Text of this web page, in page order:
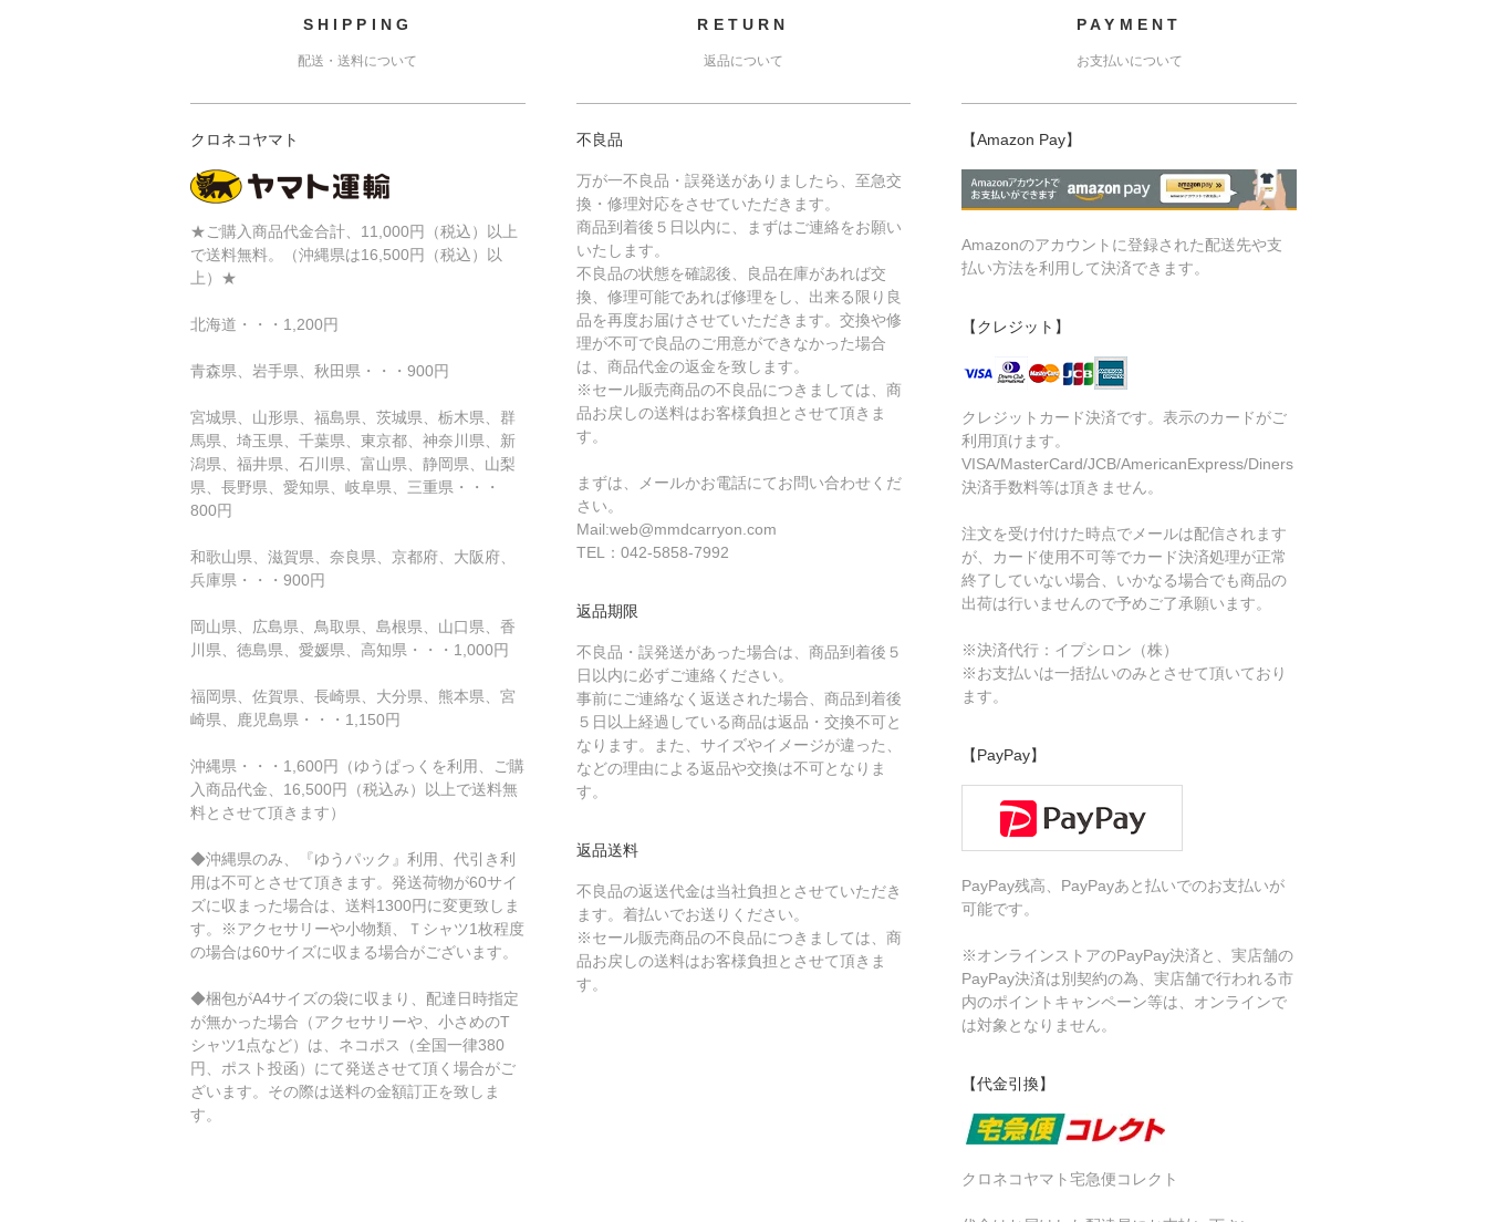
SHIPPING
配送・送料について
クロネコヤマト
★ご購入商品代金合計、11,000円（税込）以上
で送料無料。（沖縄県は16,500円（税込）以
上）★
北海道・・・1,200円
青森県、岩手県、秋田県・・・900円
宮城県、山形県、福島県、茨城県、栃木県、群
馬県、埼玉県、千葉県、東京都、神奈川県、新
潟県、福井県、石川県、富山県、静岡県、山梨
県、長野県、愛知県、岐阜県、三重県・・・
800円
和歌山県、滋賀県、奈良県、京都府、大阪府、
兵庫県・・・900円
岡山県、広島県、鳥取県、島根県、山口県、香
川県、徳島県、愛媛県、高知県・・・1,000円
福岡県、佐賀県、長崎県、大分県、熊本県、宮
崎県、鹿児島県・・・1,150円
沖縄県・・・1,600円（ゆうぱっくを利用、ご購
入商品代金、16,500円（税込み）以上で送料無
料とさせて頂きます）
◆沖縄県のみ、『ゆうパック』利用、代引き利
用は不可とさせて頂きます。発送荷物が60サイ
ズに収まった場合は、送料1300円に変更致しま
す。※アクセサリーや小物類、Ｔシャツ1枚程度
の場合は60サイズに収まる場合がございます。
◆梱包がA4サイズの袋に収まり、配達日時指定
が無かった場合（アクセサリーや、小さめのT
シャツ1点など）は、ネコポス（全国一律380
円、ポスト投函）にて発送させて頂く場合がご
ざいます。その際は送料の金額訂正を致しま
す。
RETURN
返品について
不良品
万が一不良品・誤発送がありましたら、至急交
換・修理対応をさせていただきます。
商品到着後５日以内に、まずはご連絡をお願い
いたします。
不良品の状態を確認後、良品在庫があれば交
換、修理可能であれば修理をし、出来る限り良
品を再度お届けさせていただきます。交換や修
理が不可で良品のご用意ができなかった場合
は、商品代金の返金を致します。
※セール販売商品の不良品につきましては、商
品お戻しの送料はお客様負担とさせて頂きま
す。
まずは、メールかお電話にてお問い合わせくだ
さい。
Mail:web@mmdcarryon.com
TEL：042-5858-7992
返品期限
不良品・誤発送があった場合は、商品到着後５
日以内に必ずご連絡ください。
事前にご連絡なく返送された場合、商品到着後
５日以上経過している商品は返品・交換不可と
なります。また、サイズやイメージが違った、
などの理由による返品や交換は不可となりま
す。
返品送料
不良品の返送代金は当社負担とさせていただき
ます。着払いでお送りください。
※セール販売商品の不良品につきましては、商
品お戻しの送料はお客様負担とさせて頂きま
す。
PAYMENT
お支払いについて
【Amazon Pay】
Amazonのアカウントに登録された配送先や支
払い方法を利用して決済できます。
【クレジット】
クレジットカード決済です。表示のカードがご
利用頂けます。
VISA/MasterCard/JCB/AmericanExpress/Diners
決済手数料等は頂きません。
注文を受け付けた時点でメールは配信されます
が、カード使用不可等でカード決済処理が正常
終了していない場合、いかなる場合でも商品の
出荷は行いませんので予めご了承願います。
※決済代行：イプシロン（株）
※お支払いは一括払いのみとさせて頂いており
ます。
【PayPay】
PayPay残高、PayPayあと払いでのお支払いが
可能です。
※オンラインストアのPayPay決済と、実店舗の
PayPay決済は別契約の為、実店舗で行われる市
内のポイントキャンペーン等は、オンラインで
は対象となりません。
【代金引換】
クロネコヤマト宅急便コレクト